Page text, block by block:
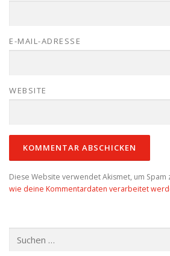
E-MAIL-ADRESSE
WEBSITE
Diese Website verwendet Akismet, um Spam
wie deine Kommentardaten verarbeitet
nach: